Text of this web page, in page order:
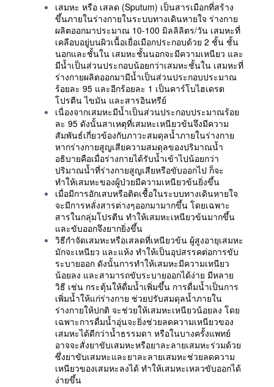
เสมหะ หรือ เสลด (Sputum) เป็นสารเมือกที่สร้าง
ขึ้นภายในร่างกายในระบบทางเดินหายใจ ร่างกาย
ผลิตออกมาประมาณ 10-100 มิลลิลิตร/วัน เสมหะที่
เคลือบอยู่บนผิวเนื้อเยื่อเมือกประกอบด้วย 2 ชั้น ชั้น
นอกและชั้นใน เสมหะชั้นนอกจะมีความเหนียว และ
มีน้ำเป็นส่วนประกอบน้อยกว่าเสมหะชั้นใน เสมหะที่
ร่างกายผลิตออกมามีน้ำเป็นส่วนประกอบประมาณ
ร้อยละ 95 และอีกร้อยละ 1 เป็นคาร์โบไฮเดรต
โปรตีน ไขมัน และสารอินทรีย์
เนื่องจากเสมหะมีน้ำเป็นส่วนประกอบประมาณร้อย
ละ 95 ดังนั้นสาเหตุที่เสมหะเหนียวข้นจึงมีความ
สัมพันธ์เกี่ยวข้องกับภาวะสมดุลน้ำภายในร่างกาย
หากร่างกายสูญเสียความสมดุลของปริมาณน้ำ
อธิบายคือเมื่อร่างกายได้รับน้ำเข้าไปน้อยกว่า
ปริมาณน้ำที่ร่างกายสูญเสียหรือขับออกไป ก็จะ
ทำให้เสมหะของผู้ป่วยมีความเหนียวข้นยิ่งขึ้น
เมื่อมีการอักเสบหรือติดเชื้อในระบบทางเดินหายใจ
จะมีการหลั่งสารต่างๆออกมามากขึ้น โดยเฉพาะ
สารในกลุ่มโปรตีน ทำให้เสมหะเหนียวข้นมากขึ้น
และขับออกจึงยากยิ่งขึ้น
วิธีกำจัดเสมหะหรือเสลดที่เหนียวข้น ผู้สูงอายุเสมหะ
มักจะเหนียว และแห้ง ทำให้เป็นอุปสรรคต่อการขับ
ระบายออก ดังนั้นการทำให้เสมหะมีความเหนียว
น้อยลง และสามารถขับระบายออกได้ง่าย มีหลาย
วิธี เช่น กระตุ้นให้ดื่มน้ำเพิ่มขึ้น การดื่มน้ำเป็นการ
เพิ่มน้ำให้แก่ร่างกาย ช่วยปรับสมดุลน้ำภายใน
ร่างกายให้ปกติ จะช่วยให้เสมหะเหนียวน้อยลง โดย
เฉพาะการดื่มน้ำอุ่นจะยิ่งช่วยลดความเหนียวของ
เสมหะได้ดีกว่าน้ำธรรมดา หรือในบางครั้งแพทย์
อาจจะสั่งยาขับเสมหะหรือยาละลายเสมหะร่วมด้วย
ซึ่งยาขับเสมหะและยาละลายเสมหะช่วยลดความ
เหนียวของเสมหะลงได้ ทำให้เสมหะเหลวขับออกได้
ง่ายขึ้น